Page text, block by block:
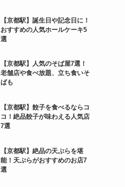
【京都駅】誕生日や記念日に！
おすすめの人気ホールケーキ5
選
【京都駅】人気のそば屋7選！
老舗店や食べ放題、立ち食いそ
ばも
【京都駅】餃子を食べるならコ
コ！絶品餃子が味わえる人気店
7選
【京都駅】絶品の天ぷらを堪
能！天ぷらがおすすめのお店7
選